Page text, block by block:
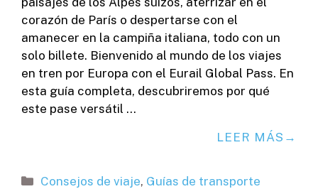
corazón de París o despertarse con el
amanecer en la campiña italiana, todo con un
solo billete. Bienvenido al mundo de los viajes
en tren por Europa con el Eurail Global Pass. En
esta guía completa, descubriremos por qué
este pase versátil …
LEER MÁS
Categorías
Consejos de viaje, Guías de transporte